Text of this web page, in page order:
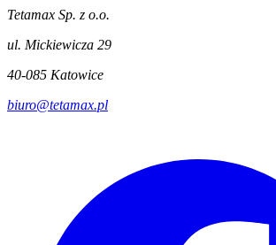
Tetamax Sp. z o.o.
ul. Mickiewicza 29
40-085 Katowice
biuro@tetamax.pl